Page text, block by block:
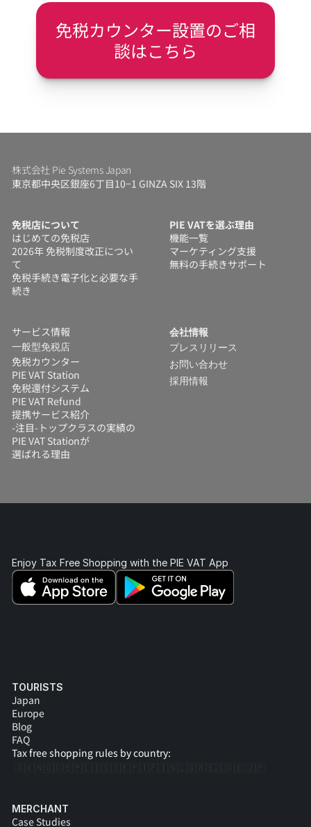
免税カウンター設置のご相
談はこちら
株式会社 Pie Systems Japan
東京都中央区銀座6丁目10−1 GINZA SIX 13階
免税店について
はじめての免税店
2026年 免税制度改正につい
て
免税手続き電子化と必要な手
続き
PIE VATを選ぶ理由
機能一覧
マーケティング支援
無料の手続きサポート
サービス情報
一般型免税店
免税カウンター
PIE VAT Station
免税還付システム
PIE VAT Refund
提携サービス紹介
-注目-トップクラスの実績の
PIE VAT Stationが
選ばれる理由
会社情報
プレスリリース
お問い合わせ
採用情報
Enjoy Tax Free Shopping with the PIE VAT App
TOURISTS
Japan
Europe
Blog
FAQ
Tax free shopping rules by country:
MERCHANT
Case Studies